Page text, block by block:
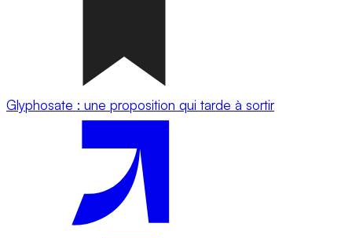
Glyphosate : une proposition qui tarde à sortir